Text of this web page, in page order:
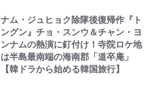
ナム・ジュヒョク除隊後復帰作『ト
ングン』チョ・スンウ＆チャン・ヨ
ンナムの熱演に釘付け！寺院ロケ地
は半島最南端の海南郡「道卒庵」
【韓ドラから始める韓国旅行】